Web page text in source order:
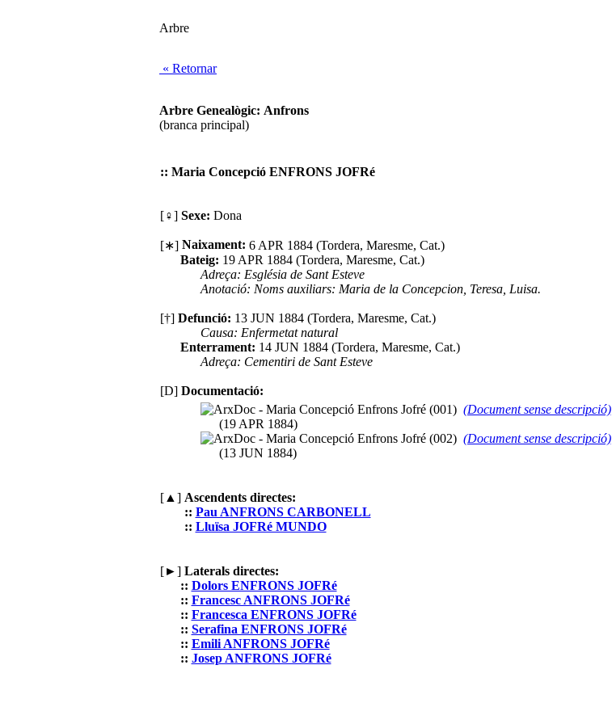
Arbre
« Retornar
Arbre Genealògic: Anfrons
(branca principal)
:: Maria Concepció ENFRONS JOFRé
[♀] Sexe: Dona
[∗] Naixament: 6 APR 1884 (Tordera, Maresme, Cat.)
Bateig: 19 APR 1884 (Tordera, Maresme, Cat.)
Adreça: Església de Sant Esteve
Anotació: Noms auxiliars: Maria de la Concepcion, Teresa, Luisa.
[†] Defunció: 13 JUN 1884 (Tordera, Maresme, Cat.)
Causa: Enfermetat natural
Enterrament: 14 JUN 1884 (Tordera, Maresme, Cat.)
Adreça: Cementiri de Sant Esteve
[D] Documentació:
(Document sense descripció)
(19 APR 1884)
(Document sense descripció)
(13 JUN 1884)
[▲] Ascendents directes:
:: Pau ANFRONS CARBONELL
:: Lluïsa JOFRé MUNDO
[►] Laterals directes:
:: Dolors ENFRONS JOFRé
:: Francesc ANFRONS JOFRé
:: Francesca ENFRONS JOFRé
:: Serafina ENFRONS JOFRé
:: Emili ANFRONS JOFRé
:: Josep ANFRONS JOFRé